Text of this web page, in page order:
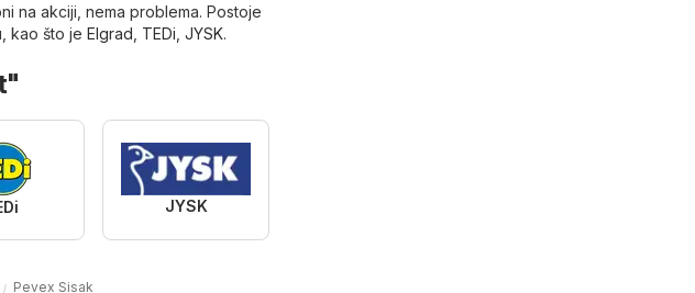
na akciji, nema problema. Postoje
kao što je Elgrad TEDi JYSK.
JYSK
Pevex Sisak